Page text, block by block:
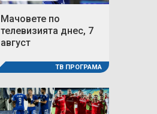
Мачовете по
телевизията днес, 7
август
ТВ ПРОГРАМА